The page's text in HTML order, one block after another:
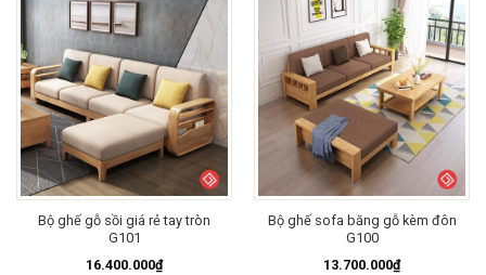
Bộ ghế gỗ sồi giá rẻ tay tròn
G101
16.400.000₫
Bộ ghế sofa băng gỗ kèm đôn
G100
13.700.000₫